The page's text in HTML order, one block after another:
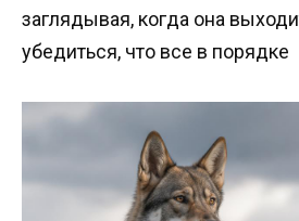
заглядывая, когда она
убедиться, что все в порядке